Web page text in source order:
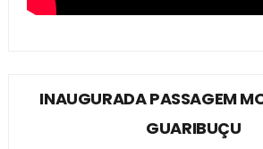
INAUGURADA PASSAGEM
GUARIBUÇU